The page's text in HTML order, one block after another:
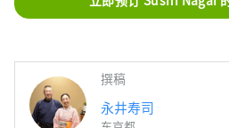
撰稿
永井寿司